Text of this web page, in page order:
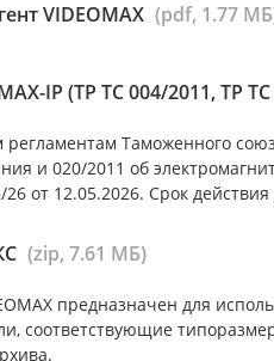
VIDEOMAX (pdf, 1.77
IP (ТР ТС 004/2011, ТР
регламентам Таможенного
и 020/2011 об
от 12.05.2026. Срок действия
(zip, 7.61 МБ)
предназначен для
соответствующие